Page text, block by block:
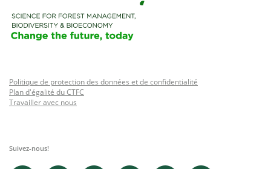
Politique de protection des données et de confidentialité
Plan d'égalité du CTFC
Travailler avec nous
Suivez-nous!